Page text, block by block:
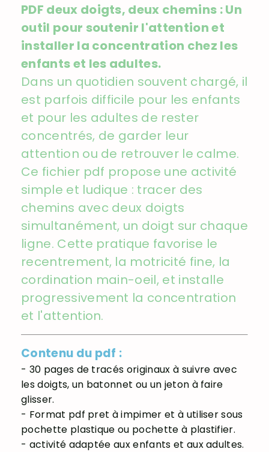
PDF deux doigts, deux chemins :Un
outil pour soutenir l'attention et
installer la concentration chez les
enfants et les adultes.
Dans un quotidien souvent chargé, il
est parfois difficile pour les enfants
et pour les adultes de rester
concentrés, de garder leur
attention ou de retrouver le calme.
Ce fichier pdf propose une activité
simple et ludique : tracer des
chemins avec deux doigts
simultanément, un doigt sur chaque
ligne. Cette pratique favorise le
recentrement, la motricité fine, la
cordination main-oeil, et installe
progressivement la concentration
et l'attention.
Contenu du pdf :
- 30 pages de tracés originaux à suivre avec
les doigts, un batonnet ou un jeton à faire
glisser.
- Format pdf pret à impimer et à utiliser sous
pochette plastique ou pochette à plastifier.
- activité adaptée aux enfants et aux adultes.